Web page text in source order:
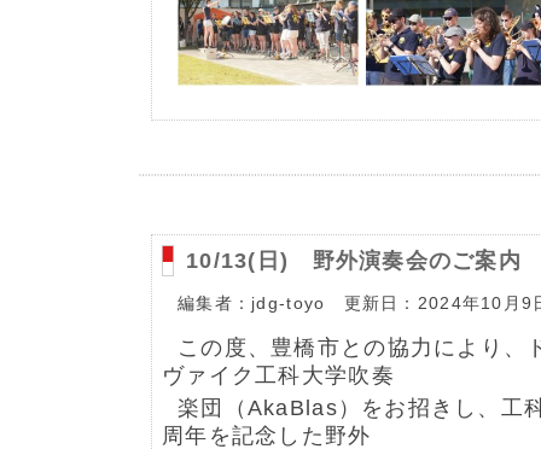
10/13(日) 野外演奏会のご案内
編集者：jdg-toyo 更新日：2024年10月9
この度、豊橋市との協力により、
ヴァイク⼯科⼤学吹奏
楽団（AkaBlas）をお招きし、工
周年を記念した野外